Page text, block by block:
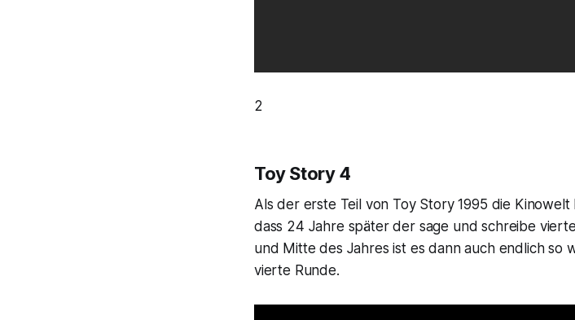
2
Toy Story 4
Als der erste Teil von Toy Story 1995 die
dass 24 Jahre später der sage und schreibe
und Mitte des Jahres ist es dann auch endlich so
vierte Runde.